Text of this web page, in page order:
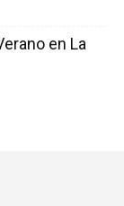
en La